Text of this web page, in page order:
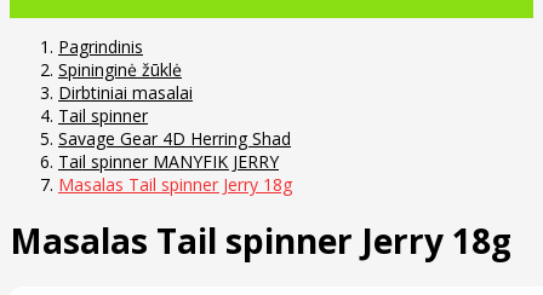
Pagrindinis
Spininginė žūklė
Dirbtiniai masalai
Tail spinner
Savage Gear 4D Herring Shad
Tail spinner MANYFIK JERRY
Masalas Tail spinner Jerry 18g
Masalas Tail spinner Jerry 18g